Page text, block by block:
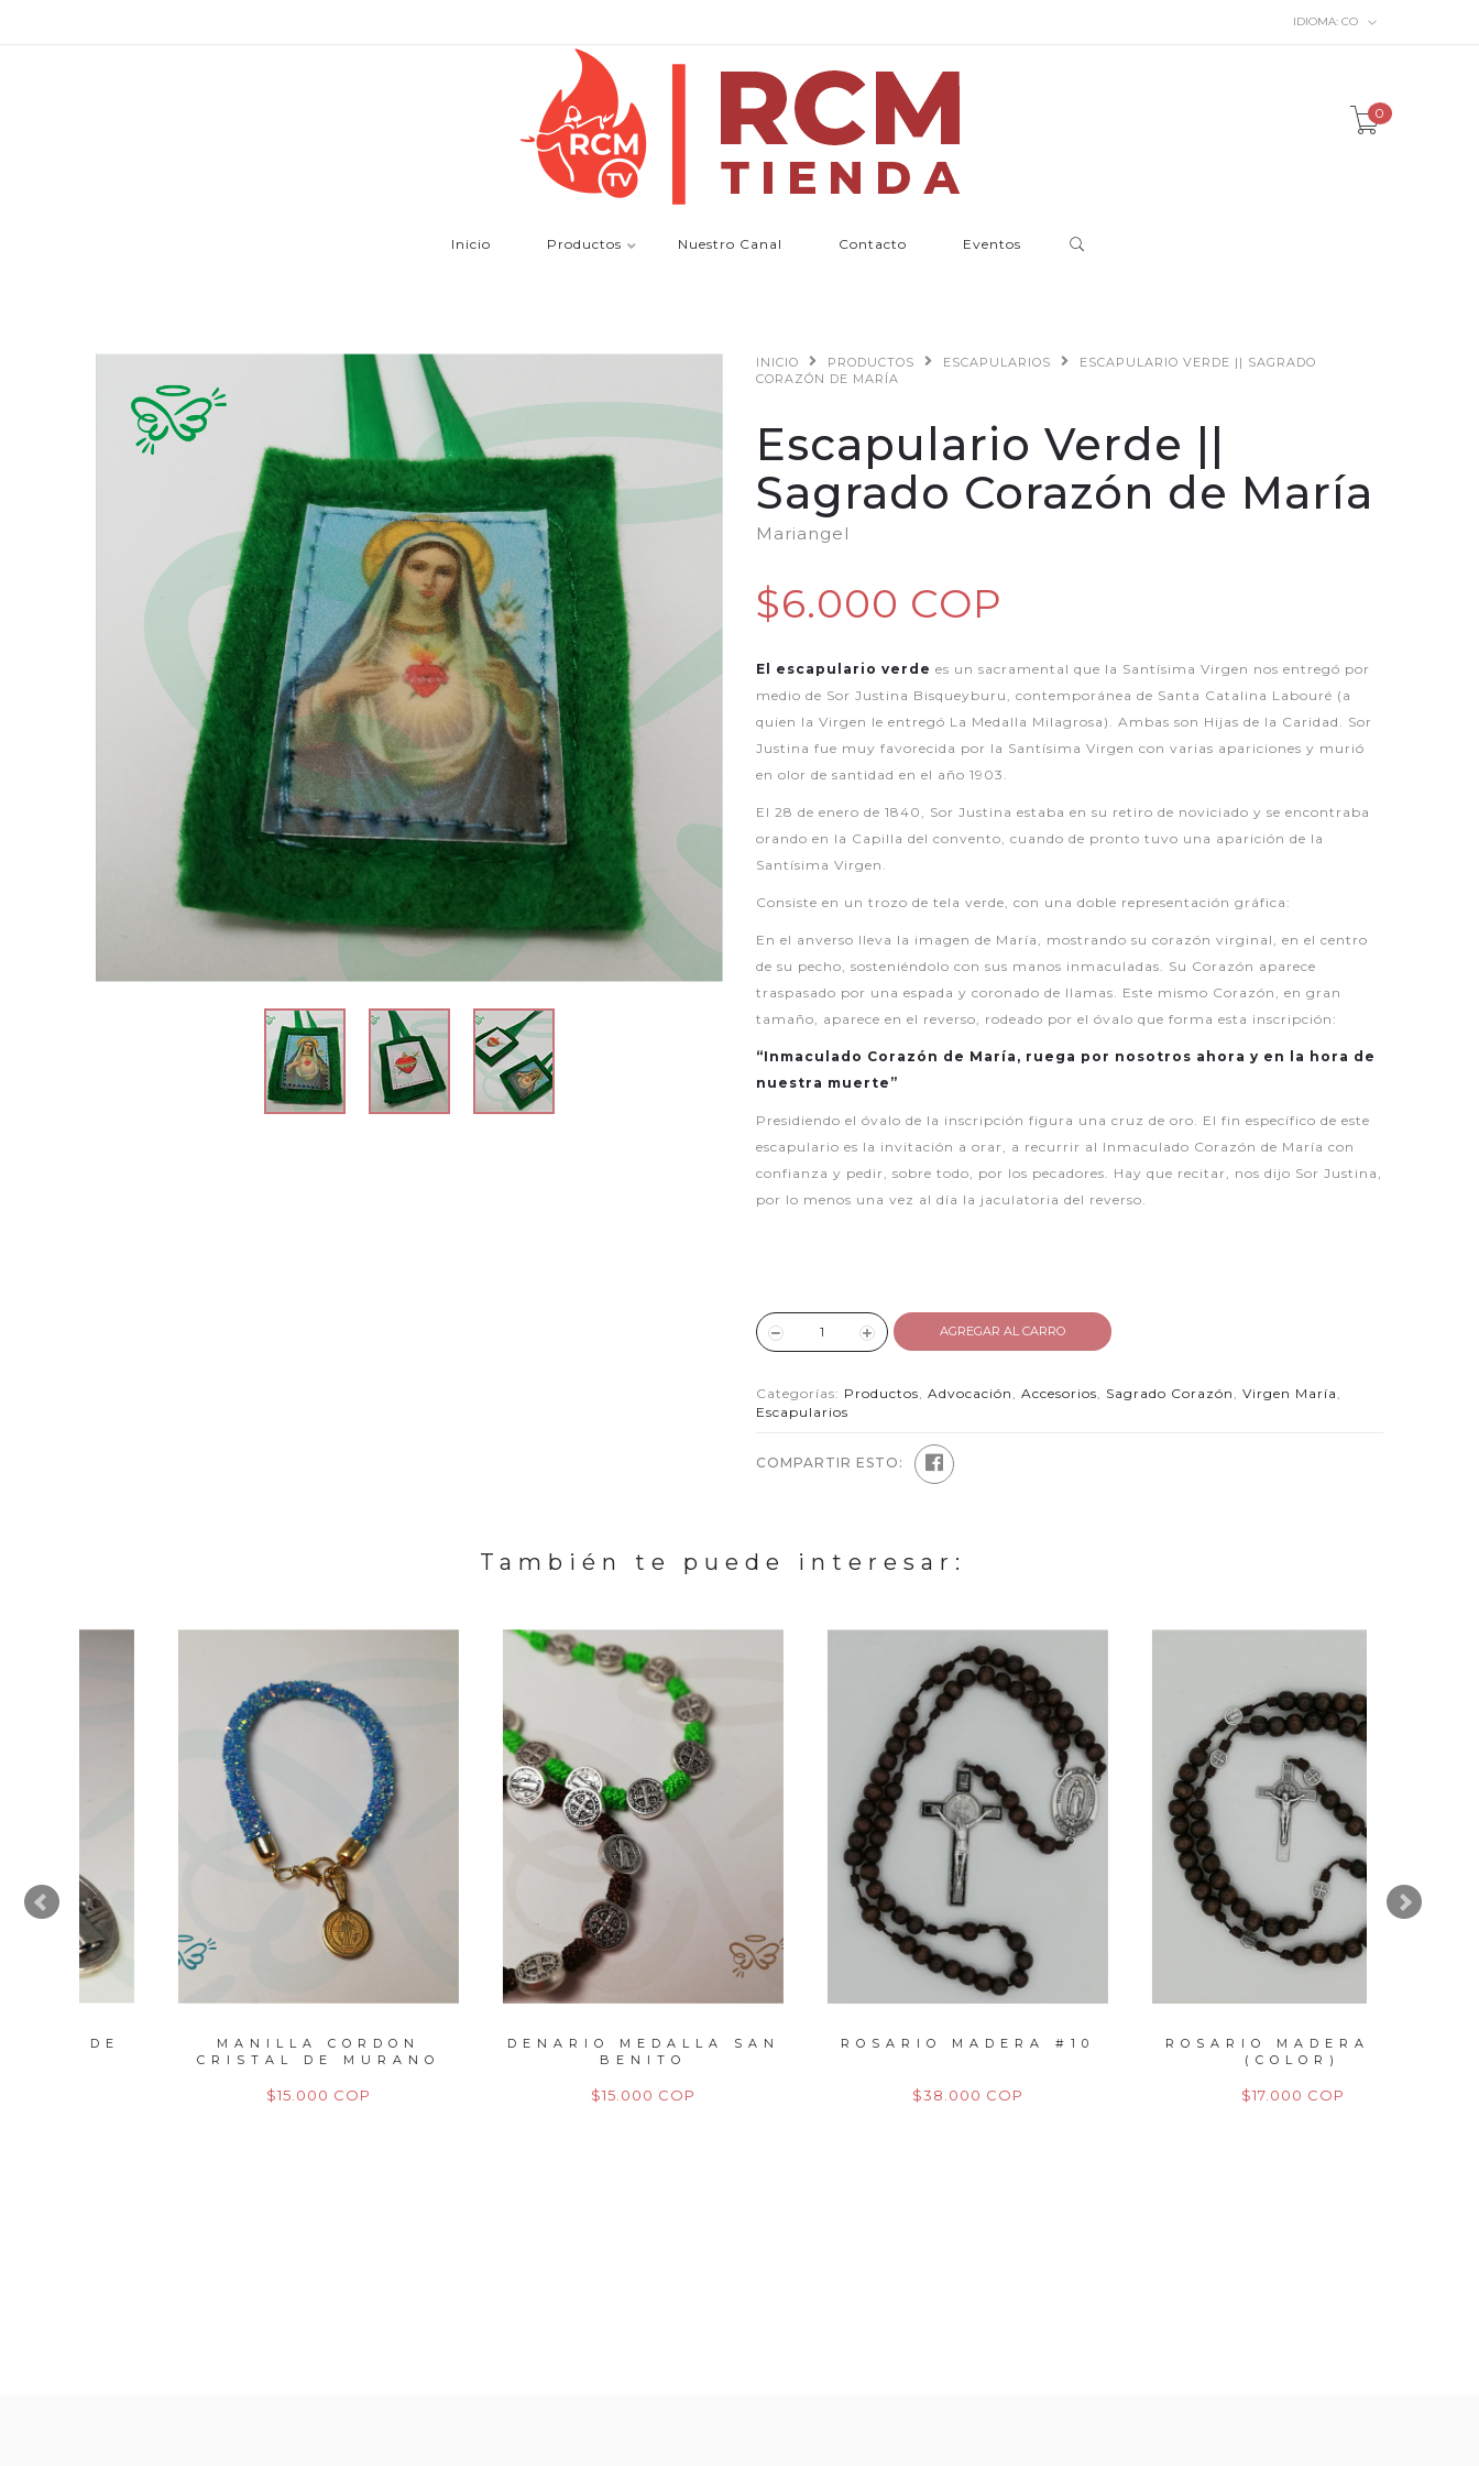
IDIOMA: CO
0
Inicio Productos Nuestro Canal Contacto Eventos
INICIO PRODUCTOS ESCAPULARIOS
ESCAPULARIO VERDE || SAGRADO
CORAZÓN DE MARÍA
Escapulario Verde ||
Sagrado Corazón de María
Mariangel
$6.000 COP
El escapulario verde es un sacramental que la Santísima Virgen nos entregó por
medio de Sor Justina Bisqueyburu, contemporánea de Santa Catalina Labouré (a
quien la Virgen le entregó La Medalla Milagrosa). Ambas son Hijas de la Caridad. Sor
Justina fue muy favorecida por la Santísima Virgen con varias apariciones y murió
en olor de santidad en el año 1903.
El 28 de enero de 1840, Sor Justina estaba en su retiro de noviciado y se encontraba
orando en la Capilla del convento, cuando de pronto tuvo una aparición de la
Santísima Virgen.
Consiste en un trozo de tela verde, con una doble representación gráfica:
En el anverso lleva la imagen de María, mostrando su corazón virginal, en el centro
de su pecho, sosteniéndolo con sus manos inmaculadas. Su Corazón aparece
traspasado por una espada y coronado de llamas. Este mismo Corazón, en gran
tamaño, aparece en el reverso, rodeado por el óvalo que forma esta inscripción:
“Inmaculado Corazón de María, ruega por nosotros ahora y en la hora de
nuestra muerte”
Presidiendo el óvalo de la inscripción figura una cruz de oro. El fin específico de este
escapulario es la invitación a orar, a recurrir al Inmaculado Corazón de María con
confianza y pedir, sobre todo, por los pecadores. Hay que recitar, nos dijo Sor Justina,
por lo menos una vez al día la jaculatoria del reverso.
AGREGAR AL CARRO
Categorías: Productos, Advocación , Accesorios, Sagrado Corazón , Virgen María ,
Escapularios
COMPARTIR ESTO:
También te puede interesar:
MANILLA CORDON
CRISTAL DE MURANO
$15.000 COP
DENARIO MEDALLA SAN
BENITO
$15.000 COP
ROSARIO MADERA #10
$38.000 COP
ROSARIO MADERA #10
(COLOR)
$17.000 COP